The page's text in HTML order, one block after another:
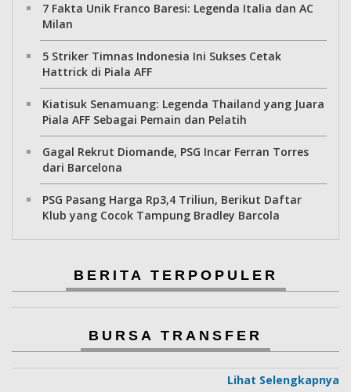
7 Fakta Unik Franco Baresi: Legenda Italia dan AC
Milan
5 Striker Timnas Indonesia Ini Sukses Cetak
Hattrick di Piala AFF
Kiatisuk Senamuang: Legenda Thailand yang Juara
Piala AFF Sebagai Pemain dan Pelatih
Gagal Rekrut Diomande, PSG Incar Ferran Torres
dari Barcelona
PSG Pasang Harga Rp3,4 Triliun, Berikut Daftar
Klub yang Cocok Tampung Bradley Barcola
BERITA TERPOPULER
BURSA TRANSFER
Lihat Selengkapnya